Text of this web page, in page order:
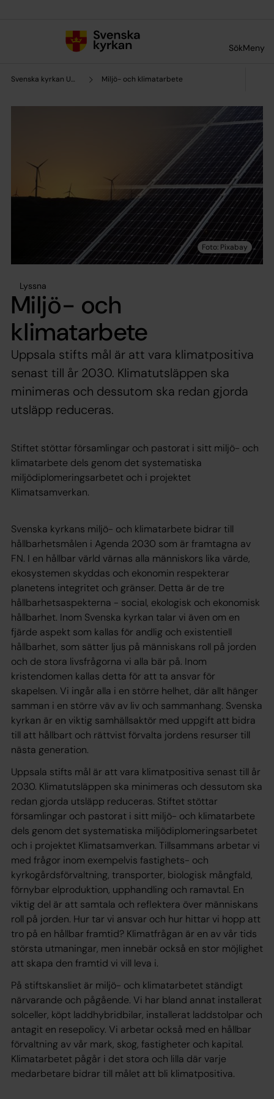
SökMeny
Svenska kyrkan Uppsala stift Miljö- och klimatarbete
Lyssna
Miljö- och
klimatarbete
Uppsala stifts mål är att vara klimatpositiva
senast till år 2030. Klimatutsläppen ska
minimeras och dessutom ska redan gjorda
utsläpp reduceras.
Stiftet stöttar församlingar och pastorat i sitt miljö- och
klimatarbete dels genom det systematiska
miljödiplomeringsarbetet och i projektet
Klimatsamverkan.
Svenska kyrkans miljö- och klimatarbete bidrar till
hållbarhetsmålen i Agenda 2030 som är framtagna av
FN. I en hållbar värld värnas alla människors lika värde,
ekosystemen skyddas och ekonomin respekterar
planetens integritet och gränser. Detta är de tre
hållbarhetsaspekterna - social, ekologisk och ekonomisk
hållbarhet. Inom Svenska kyrkan talar vi även om en
fjärde aspekt som kallas för andlig och existentiell
hållbarhet, som sätter ljus på människans roll på jorden
och de stora livsfrågorna vi alla bär på. Inom
kristendomen kallas detta för att ta ansvar för
skapelsen. Vi ingår alla i en större helhet, där allt hänger
samman i en större väv av liv och sammanhang. Svenska
kyrkan är en viktig samhällsaktör med uppgift att bidra
till att hållbart och rättvist förvalta jordens resurser till
nästa generation.
Uppsala stifts mål är att vara klimatpositiva senast till år
2030. Klimatutsläppen ska minimeras och dessutom ska
redan gjorda utsläpp reduceras. Stiftet stöttar
församlingar och pastorat i sitt miljö- och klimatarbete
dels genom det systematiska miljödiplomeringsarbetet
och i projektet Klimatsamverkan. Tillsammans arbetar vi
med frågor inom exempelvis fastighets- och
kyrkogårdsförvaltning, transporter, biologisk mångfald,
förnybar elproduktion, upphandling och ramavtal. En
viktig del är att samtala och reflektera över människans
roll på jorden. Hur tar vi ansvar och hur hittar vi hopp att
tro på en hållbar framtid? Klimatfrågan är en av vår tids
största utmaningar, men innebär också en stor möjlighet
att skapa den framtid vi vill leva i.
På stiftskansliet är miljö- och klimatarbetet ständigt
närvarande och pågående. Vi har bland annat installerat
solceller, köpt laddhybridbilar, installerat laddstolpar och
antagit en resepolicy. Vi arbetar också med en hållbar
förvaltning av vår mark, skog, fastigheter och kapital.
Klimatarbetet pågår i det stora och lilla där varje
medarbetare bidrar till målet att bli klimatpositiva.